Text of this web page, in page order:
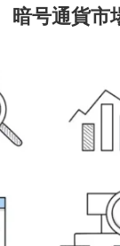
暗号通貨